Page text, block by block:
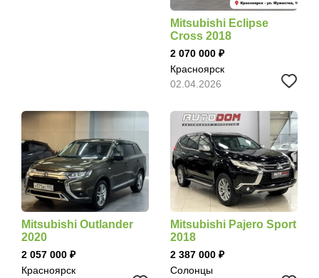
Mitsubishi Eclipse
Cross 2018
2 070 000
Красноярск
02.04.2026
Mitsubishi Outlander
2020
2 057 000
Красноярск
Mitsubishi Pajero Sport
2018
2 387 000
Солонцы